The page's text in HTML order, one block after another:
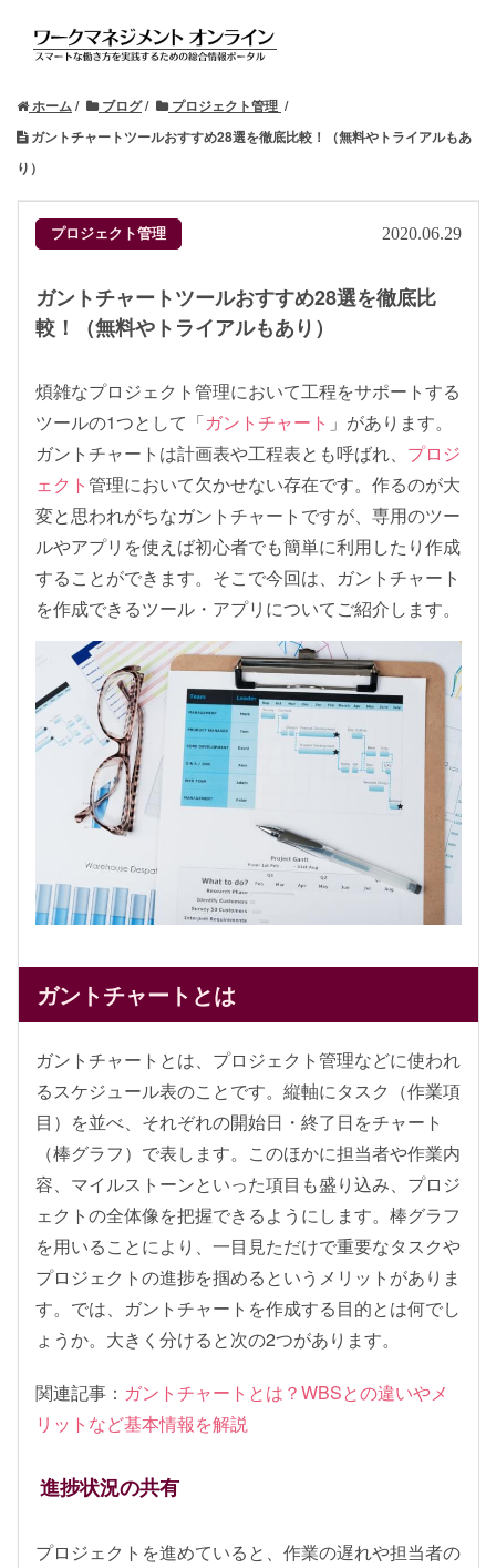
ホーム ブログ
プロジェクト管理
ガントチャートツールおすすめ28選を徹底比較！（無料やトライアルもあ
り）
プロジェクト管理 2020.06.29
ガントチャートツールおすすめ28選を徹底比
較！（無料やトライアルもあり）
煩雑なプロジェクト管理において工程をサポートする
ツールの1つとして「ガントチャート 」があります。
ガントチャートは計画表や工程表とも呼ばれ、 プロジ
ェクト管理において欠かせない存在です。作るのが大
変と思われがちなガントチャートですが、専用のツー
ルやアプリを使えば初心者でも簡単に利用したり作成
することができます。そこで今回は、ガントチャート
を作成できるツール・アプリについてご紹介します。
ガントチャートとは
ガントチャートとは、プロジェクト管理などに使われ
るスケジュール表のことです。縦軸にタスク（作業項
目）を並べ、それぞれの開始日・終了日をチャート
（棒グラフ）で表します。このほかに担当者や作業内
容、マイルストーンといった項目も盛り込み、プロジ
ェクトの全体像を把握できるようにします。棒グラフ
を用いることにより、一目見ただけで重要なタスクや
プロジェクトの進捗を掴めるというメリットがありま
す。では、ガントチャートを作成する目的とは何でし
ょうか。大きく分けると次の2つがあります。
関連記事： ガントチャートとは？WBSとの違いやメ
リットなど基本情報を解説
進捗状況の共有
プロジェクトを進めていると、作業の遅れや担当者の